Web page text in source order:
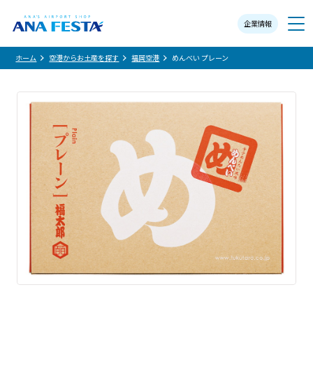
企業情報
メニュー
ホーム 空港からお土産を探す 福岡空港 めんべい プレーン